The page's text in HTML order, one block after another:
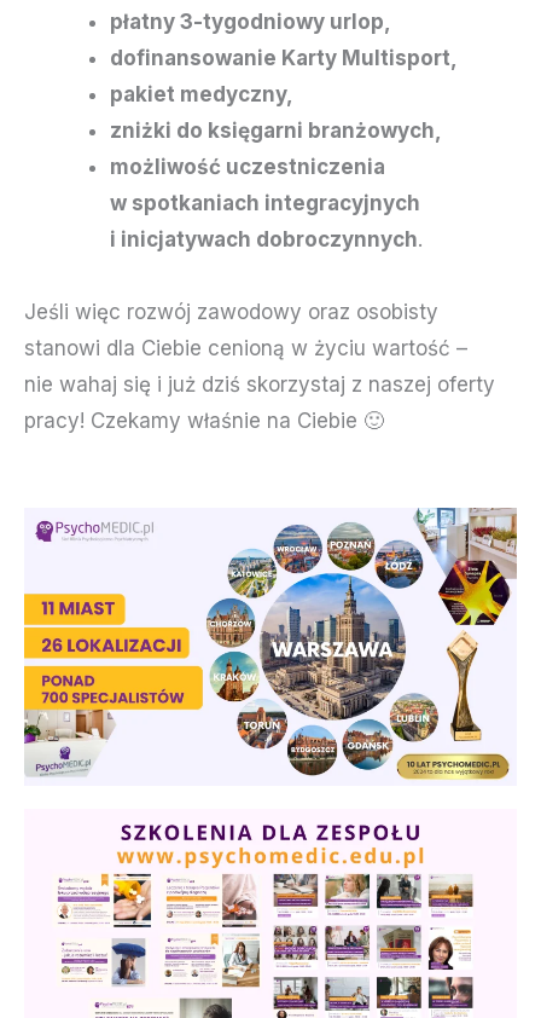
płatny 3-tygodniowy urlop,
dofinansowanie Karty Multisport,
pakiet medyczny,
zniżki do księgarni branżowych,
możliwość uczestniczenia
w spotkaniach integracyjnych
i inicjatywach dobroczynnych.
Jeśli więc rozwój zawodowy oraz osobisty
stanowi dla Ciebie cenioną w życiu wartość –
nie wahaj się i już dziś skorzystaj z naszej oferty
pracy! Czekamy właśnie na Ciebie 🙂